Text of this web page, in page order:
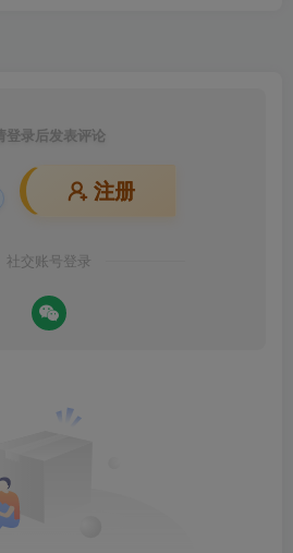
登录后发表评论
注册
社交账号登录